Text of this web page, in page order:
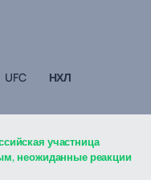
UFC
НХЛ
участница
неожиданные реакции